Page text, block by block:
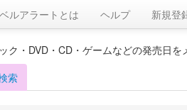
ベルアラートとは ヘルプ 新規登
ク・DVD・CD・ゲームなどの発売日を
索